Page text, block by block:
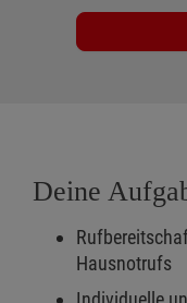
Deine
Hausnotrufs